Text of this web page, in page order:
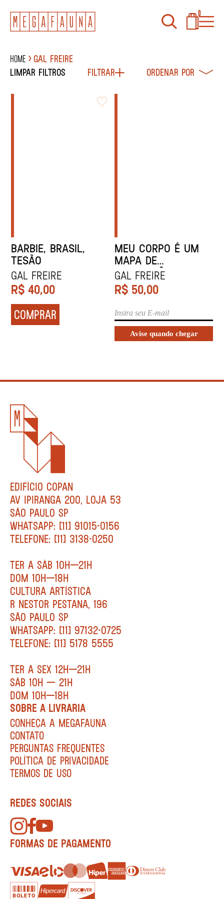
0
Home
Gal Freire
Filtrar
Limpar filtros
BARBIE, BRASIL,
TESÃO
Gal Freire
R$ 40,00
COMPRAR
MEU CORPO É UM
MAPA DE
DESOBEDIÊNCIA
CIVIL
Gal Freire
R$ 50,00
EDIFÍCIO COPAN
AV IPIRANGA 200, LOJA 53
SÃO PAULO SP
WHATSAPP: [11] 91015-0156
TELEFONE: [11] 3138-0250
TER A SÁB 10H—21H
DOM 10H—18H
CULTURA ARTÍSTICA
R NESTOR PESTANA, 196
SÃO PAULO SP
WHATSAPP: [11] 97132-0725
TELEFONE: [11] 5178 5555
TER A SEX 12H—21H
SÁB 10H — 21H
DOM 10H—18H
SOBRE A LIVRARIA
CONHEÇA A MEGAFAUNA
CONTATO
PERGUNTAS FREQUENTES
POLÍTICA DE PRIVACIDADE
TERMOS DE USO
REDES SOCIAIS
FORMAS DE PAGAMENTO